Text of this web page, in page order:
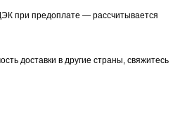
при предоплате — рассчитывается
доставки в другие страны, свяжитесь